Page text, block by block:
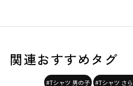
関連おすすめタグ
#Tシャツ 男の子 #Tシャツ さ